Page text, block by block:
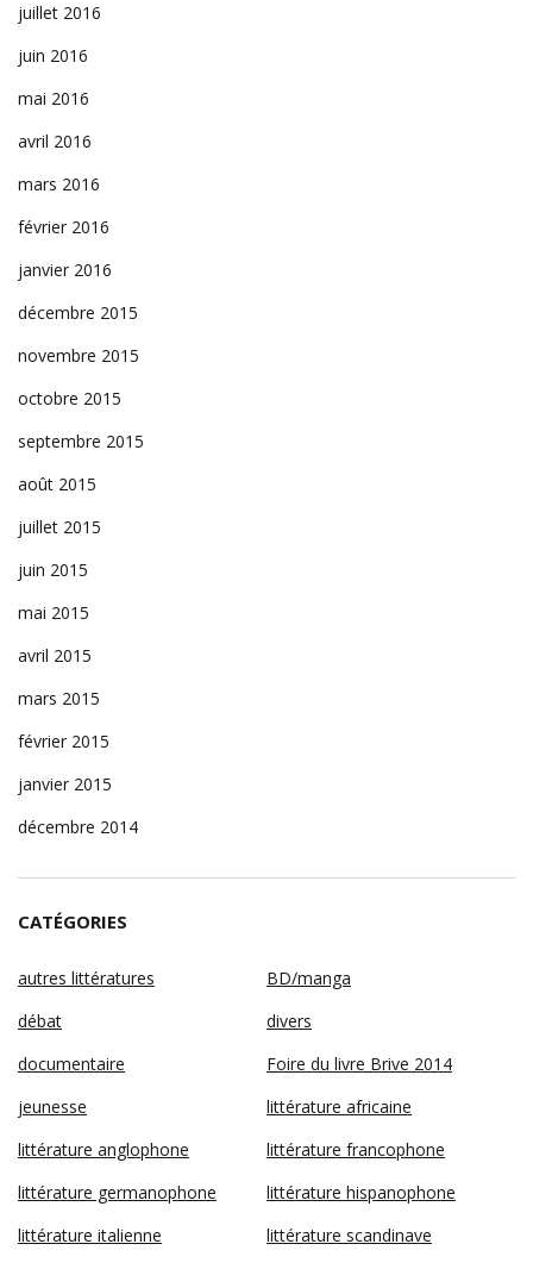
juillet 2016
juin 2016
mai 2016
avril 2016
mars 2016
février 2016
janvier 2016
décembre 2015
novembre 2015
octobre 2015
septembre 2015
août 2015
juillet 2015
juin 2015
mai 2015
avril 2015
mars 2015
février 2015
janvier 2015
décembre 2014
CATÉGORIES
autres littératures
BD/manga
débat
divers
documentaire
Foire du livre Brive 2014
jeunesse
littérature africaine
littérature anglophone
littérature francophone
littérature germanophone
littérature hispanophone
littérature italienne
littérature scandinave